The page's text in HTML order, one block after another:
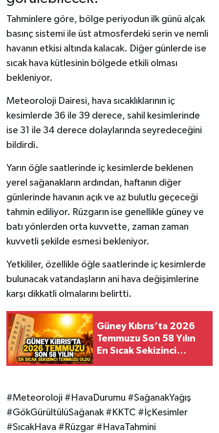
Tahminlere göre, bölge periyodun ilk günü alçak
basınç sistemi ile üst atmosferdeki serin ve nemli
havanın etkisi altında kalacak. Diğer günlerde ise
sıcak hava kütlesinin bölgede etkili olması
bekleniyor.
Meteoroloji Dairesi, hava sıcaklıklarının iç
kesimlerde 36 ile 39 derece, sahil kesimlerinde
ise 31 ile 34 derece dolaylarında seyredeceğini
bildirdi.
Yarın öğle saatlerinde iç kesimlerde beklenen
yerel sağanakların ardından, haftanın diğer
günlerinde havanın açık ve az bulutlu geçeceği
tahmin ediliyor. Rüzgarın ise genellikle güney ve
batı yönlerden orta kuvvette, zaman zaman
kuvvetli şekilde esmesi bekleniyor.
Yetkililer, özellikle öğle saatlerinde iç kesimlerde
bulunacak vatandaşların ani hava değişimlerine
karşı dikkatli olmalarını belirtti.
Güney Kıbrıs’ta 2026
Temmuzu Son 58 Yılın
En Sıcak Sekizinci
#Meteoroloji #HavaDurumu #SağanakYağış
#GökGürültülüSağanak #KKTC #İçKesimler
#SıcakHava #Rüzgar #HavaTahmini